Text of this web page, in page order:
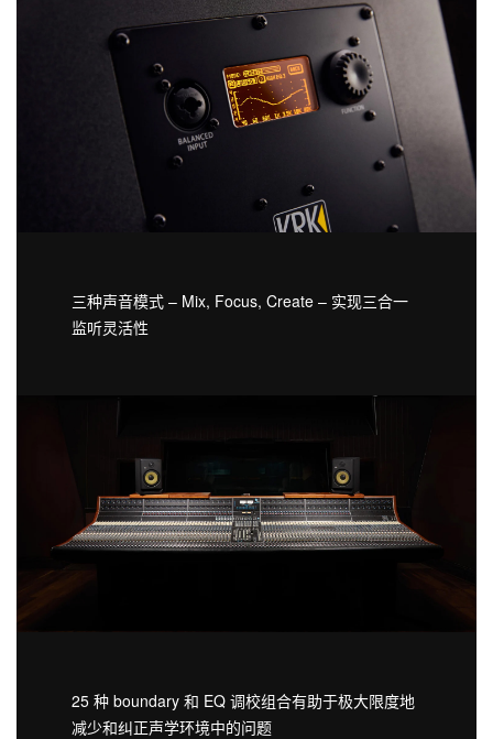
三种声音模式 – Mix, Focus, Create – 实现三合一
监听灵活性
25 种 boundary 和 EQ 调校组合有助于极大限度地
减少和纠正声学环境中的问题